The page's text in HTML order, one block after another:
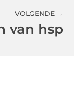
VOLGENDE →
van hsp